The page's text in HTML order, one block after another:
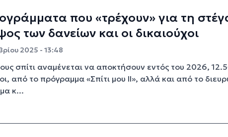
που «τρέχουν» για τη
των δανείων και οι δικαιούχοι
2025 - 13:48
σπίτι αναμένεται να αποκτήσουν εντός του 2026,
από το πρόγραμμα «Σπίτι μου ΙΙ», αλλά και από το
κ...